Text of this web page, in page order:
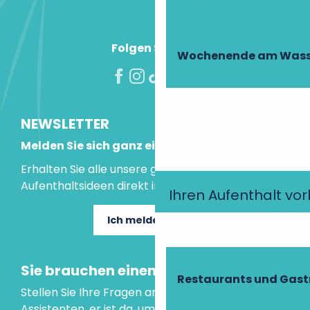
Wochenende am
Ihren Aufenthalt
Restaurants und
Folgen Sie uns!
NEWSLETTER
Melden Sie sich ganz einfach an!
Erhalten Sie alle unsere guten Tipps und
Aufenthaltsideen direkt in Ihre Mailbox.
Ich melde mich an
Sie brauchen einen Rat?
Stellen Sie Ihre Fragen an unseren virtuellen